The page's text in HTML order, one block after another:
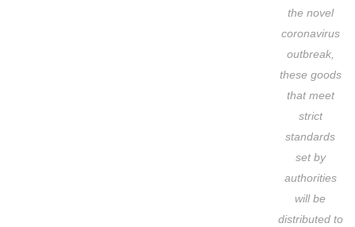
the novel
coronavirus
outbreak,
these goods
that meet
strict
standards
set by
authorities
will be
distributed to